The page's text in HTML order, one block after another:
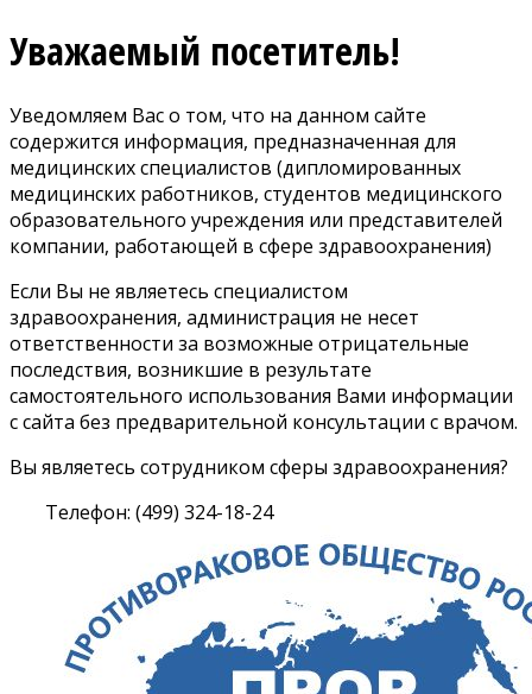
Уважаемый посетитель!
Уведомляем Вас о том, что на данном сайте
содержится информация, предназначенная для
медицинских специалистов (дипломированных
медицинских работников, студентов медицинского
образовательного учреждения или представителей
компании, работающей в сфере здравоохранения)
Если Вы не являетесь специалистом
здравоохранения, администрация не несет
ответственности за возможные отрицательные
последствия, возникшие в результате
самостоятельного использования Вами информации
с сайта без предварительной консультации с врачом.
Вы являетесь сотрудником сферы здравоохранения?
Телефон: (499) 324-18-24